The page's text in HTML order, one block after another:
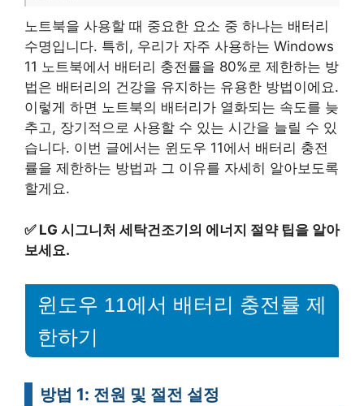
노트북을 사용할 때 중요한 요소 중 하나는 배터리
수명입니다. 특히, 우리가 자주 사용하는 Windows
11 노트북에서 배터리 충전률을 80%로 제한하는 방
법은 배터리의 건강을 유지하는 유용한 방법이에요.
이렇게 하면 노트북의 배터리가 열화되는 속도를 늦
추고, 장기적으로 사용할 수 있는 시간을 늘릴 수 있
습니다. 이번 글에서는 윈도우 11에서 배터리 충전
률을 제한하는 방법과 그 이유를 자세히 알아보도록
할게요.
✅ LG 시그니처 세탁건조기의 에너지 절약 팁을 알아
보세요.
윈도우 11에서 배터리 충전률 제
한하기
방법 1: 전원 및 절전 설정